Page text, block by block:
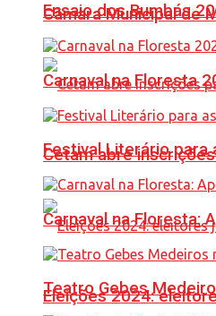
Câmara Municipal de
Cetam abre
Eleições 2024:
Ensaio dos Bumbás
Carnaval na Floresta
Festival Literário para
Carnaval na Floresta:
Teatro Gebes